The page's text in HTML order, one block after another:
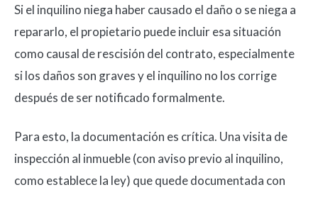
Si el inquilino niega haber causado el daño o se niega a
repararlo, el propietario puede incluir esa situación
como causal de rescisión del contrato, especialmente
si los daños son graves y el inquilino no los corrige
después de ser notificado formalmente.
Para esto, la documentación es crítica. Una visita de
inspección al inmueble (con aviso previo al inquilino,
como establece la ley) que quede documentada con